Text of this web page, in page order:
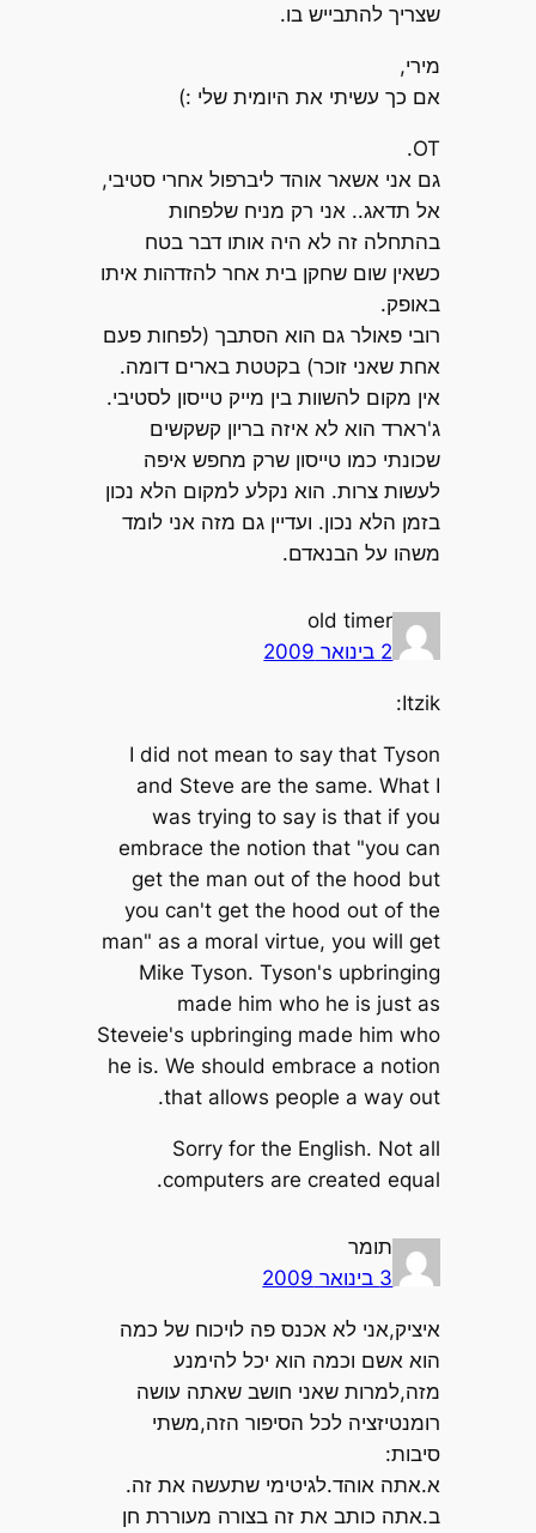
שצריך להתבייש בו.
מירי,
אם כך עשיתי את היומית שלי :)
OT.
גם אני אשאר אוהד ליברפול אחרי סטיבי,
אל תדאג.. אני רק מניח שלפחות
בהתחלה זה לא היה אותו דבר בטח
כשאין שום שחקן בית אחר להזדהות איתו
באופק.
רובי פאולר גם הוא הסתבך (לפחות פעם
אחת שאני זוכר) בקטטת בארים דומה.
אין מקום להשוות בין מייק טייסון לסטיבי.
ג'רארד הוא לא איזה בריון קשקשים
שכונתי כמו טייסון שרק מחפש איפה
לעשות צרות. הוא נקלע למקום הלא נכון
בזמן הלא נכון. ועדיין גם מזה אני לומד
משהו על הבנאדם.
old timer
2 בינואר 2009
Itzik:
I did not mean to say that Tyson
and Steve are the same. What I
was trying to say is that if you
embrace the notion that "you can
get the man out of the hood but
you can't get the hood out of the
man" as a moral virtue, you will get
Mike Tyson. Tyson's upbringing
made him who he is just as
Steveie's upbringing made him who
he is. We should embrace a notion
that allows people a way out.
Sorry for the English. Not all
computers are created equal.
תומר
3 בינואר 2009
איציק,אני לא אכנס פה לויכוח של כמה
הוא אשם וכמה הוא יכל להימנע
מזה,למרות שאני חושב שאתה עושה
רומנטיזציה לכל הסיפור הזה,משתי
סיבות:
א.אתה אוהד.לגיטימי שתעשה את זה.
ב.אתה כותב את זה בצורה מעוררת חן